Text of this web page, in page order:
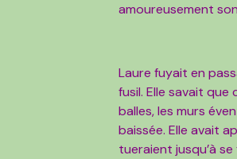
amoureusement
Laure fuyait en
fusil. Elle savait
balles, les murs
baissée. Elle avait
tueraient jusqu’à